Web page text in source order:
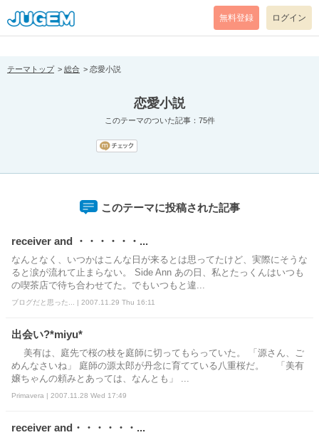
[pear_error: message="Success" code=0 mode=return level=notice
prefix="" info=""]
無料登録 ログイン
テーマトップ 総合 恋愛小説
恋愛小説
このテーマのついた記事：75件
このテーマに投稿された記事
receiver and ・・・・・・...
なんとなく、いつかはこんな日が来るとは思ってたけど、実際にそうな
ると涙が流れて止まらない。 Side Ann あの日、私とたっくんはいつも
の喫茶店で待ち合わせてた。でもいつもと違...
ブログだと思った... | 2007.11.29 Thu 16:11
出会い?*miyu*
美有は、庭先で桜の枝を庭師に切ってもらっていた。 「源さん、ご
めんなさいね」 庭師の源太郎が丹念に育てている八重桜だ。 「美有
嬢ちゃんの頼みとあっては、なんとも」 ...
Primavera | 2007.11.28 Wed 17:49
receiver and・・・・・・...